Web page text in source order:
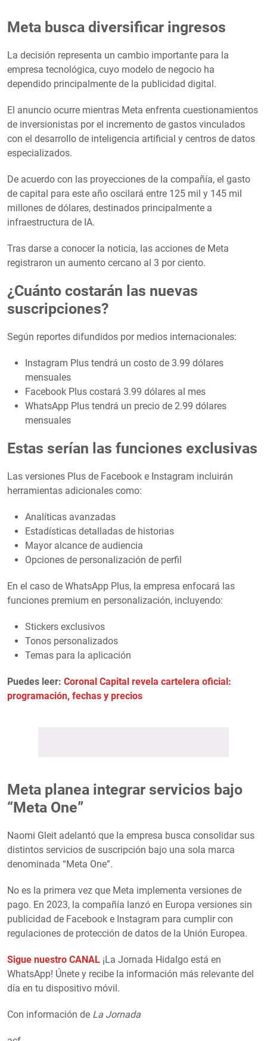
Meta busca diversificar ingresos
La decisión representa un cambio importante para la
empresa tecnológica, cuyo modelo de negocio ha
dependido principalmente de la publicidad digital.
El anuncio ocurre mientras Meta enfrenta cuestionamientos
de inversionistas por el incremento de gastos vinculados
con el desarrollo de inteligencia artificial y centros de datos
especializados.
De acuerdo con las proyecciones de la compañía, el gasto
de capital para este año oscilará entre 125 mil y 145 mil
millones de dólares, destinados principalmente a
infraestructura de IA.
Tras darse a conocer la noticia, las acciones de Meta
registraron un aumento cercano al 3 por ciento.
¿Cuánto costarán las nuevas
suscripciones?
Según reportes difundidos por medios internacionales:
Instagram Plus tendrá un costo de 3.99 dólares
mensuales
Facebook Plus costará 3.99 dólares al mes
WhatsApp Plus tendrá un precio de 2.99 dólares
mensuales
Estas serían las funciones exclusivas
Las versiones Plus de Facebook e Instagram incluirán
herramientas adicionales como:
Analíticas avanzadas
Estadísticas detalladas de historias
Mayor alcance de audiencia
Opciones de personalización de perfil
En el caso de WhatsApp Plus, la empresa enfocará las
funciones premium en personalización, incluyendo:
Stickers exclusivos
Tonos personalizados
Temas para la aplicación
Puedes leer: Coronal Capital revela cartelera oficial:
programación, fechas y precios
Meta planea integrar servicios bajo
“Meta One”
Naomi Gleit adelantó que la empresa busca consolidar sus
distintos servicios de suscripción bajo una sola marca
denominada “Meta One”.
No es la primera vez que Meta implementa versiones de
pago. En 2023, la compañía lanzó en Europa versiones sin
publicidad de Facebook e Instagram para cumplir con
regulaciones de protección de datos de la Unión Europea.
Sigue nuestro CANAL ¡La Jornada Hidalgo está en
WhatsApp! Únete y recibe la información más relevante del
día en tu dispositivo móvil.
Con información de La Jornada